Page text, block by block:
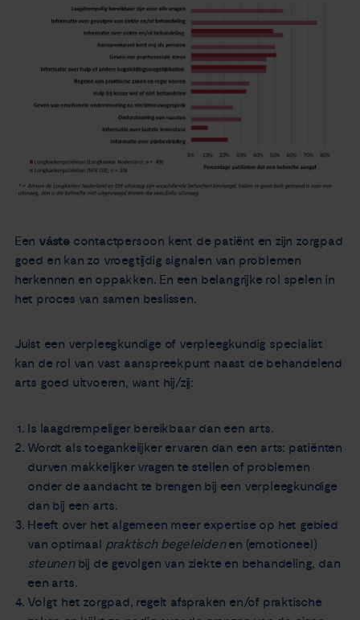
Een váste contactpersoon kent de patiënt en zijn zorgpad
goed en kan zo vroegtijdig signalen van problemen
herkennen en oppakken. En een belangrijke rol spelen in
het proces van samen beslissen.
Juist een verpleegkundige of verpleegkundig specialist
kan de rol van vast aanspreekpunt naast de behandelend
arts goed uitvoeren, want hij/zij:
Is laagdrempeliger bereikbaar dan een arts.
Wordt als toegankelijker ervaren dan een arts: patiënten
durven makkelijker vragen te stellen of problemen
onder de aandacht te brengen bij een verpleegkundige
dan bij een arts.
Heeft over het algemeen meer expertise op het gebied
van optimaal praktisch begeleidenen (emotioneel)
steunen bij de gevolgen van ziekte en behandeling, dan
een arts.
Volgt het zorgpad, regelt afspraken en/of praktische